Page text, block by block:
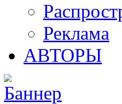
Реклама
АВТОРЫ